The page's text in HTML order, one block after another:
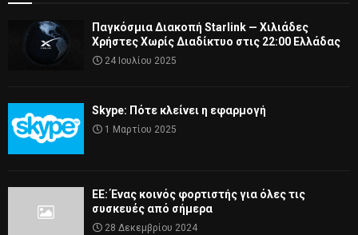
Παγκόσμια Διακοπή Starlink — Χιλιάδες
Χρήστες Χωρίς Διαδίκτυο στις 22:00 Ελλάδας
24 Ιουλίου 2025
Skype: Πότε κλείνει η εφαρμογή
1 Μαρτίου 2025
ΕΕ: Ένας κοινός φορτιστής για όλες τις
συσκευές από σήμερα
28 Δεκεμβρίου 2024